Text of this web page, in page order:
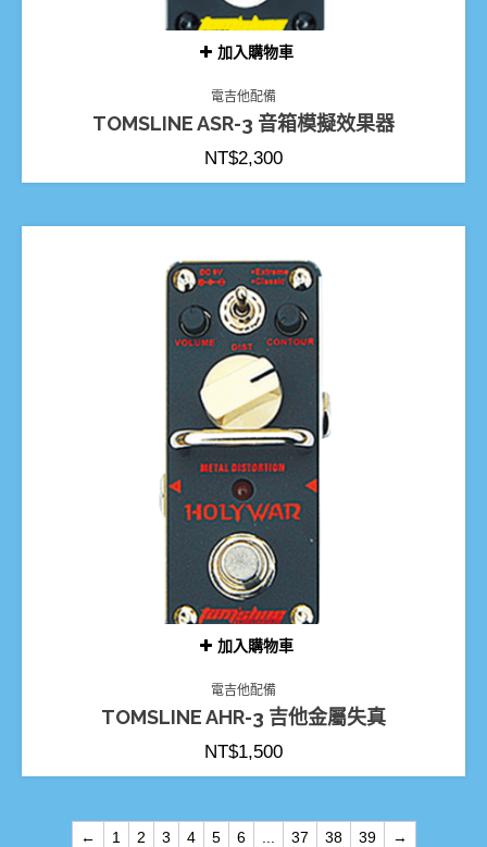
加入購物車
電吉他配備
TOMSLINE ASR-3 音箱模擬效果器
NT$2,300
加入購物車
電吉他配備
TOMSLINE AHR-3 吉他金屬失真
NT$1,500
← 1 2 3 4 5 6 37 38 39 →